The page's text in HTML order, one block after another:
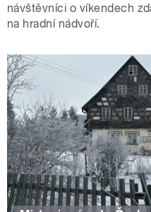
návštěvníci o víkendech
na hradní nádvoří.